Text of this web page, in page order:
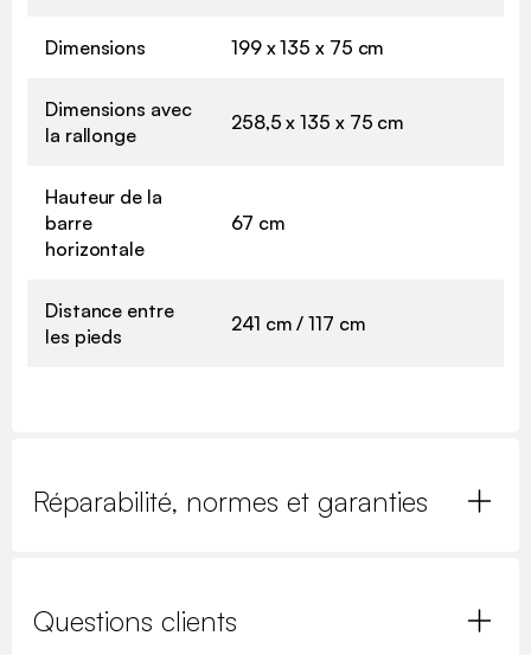
Dimensions 199 x 135 x 75 cm
Dimensions avec
la rallonge
258,5 x 135 x 75 cm
Hauteur de la
barre
horizontale
67 cm
Distance entre
les pieds
241 cm / 117 cm
Réparabilité, normes et garanties
Questions clients